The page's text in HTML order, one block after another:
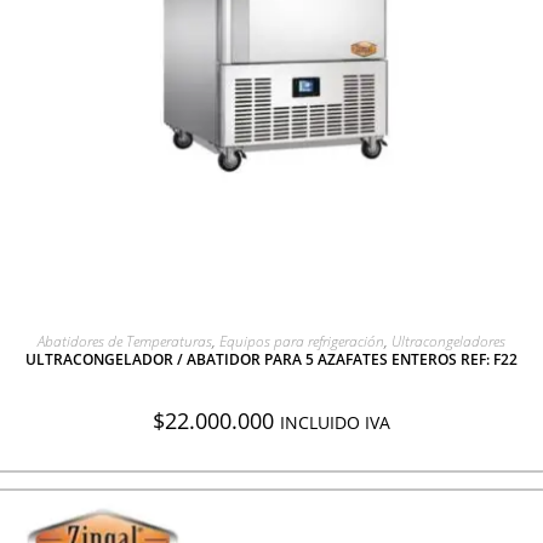
AGREGAR A COTIZACIÓN
Abatidores de Temperaturas, Equipos para refrigeración, Ultracongeladores
ULTRACONGELADOR / ABATIDOR PARA 5 AZAFATES ENTEROS REF: F22
$22.000.000 INCLUIDO IVA